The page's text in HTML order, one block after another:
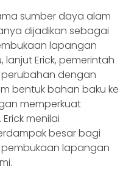
sumber daya alam
dijadikan sebagai
lapangan
lanjut Erick, pemerintah
perubahan dengan
bentuk bahan baku ke
memperkuat
menilai
besar bagi
lapangan